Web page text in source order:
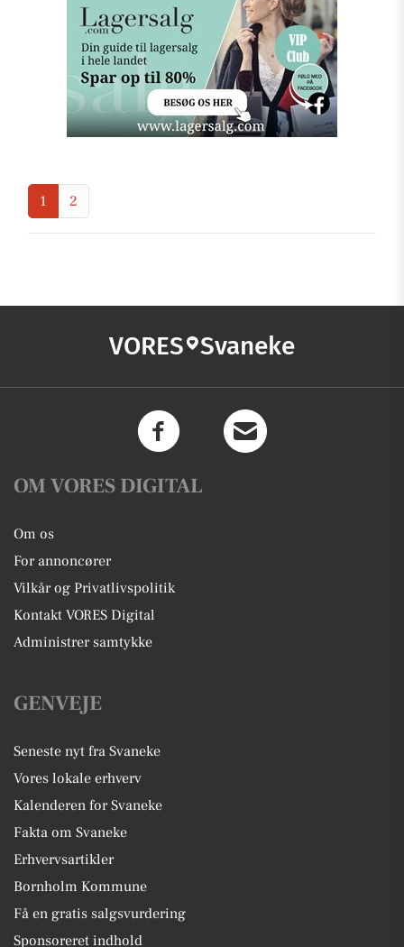
1 2
VORES Svaneke
OM VORES DIGITAL
Om os
For annoncører
Vilkår og Privatlivspolitik
Kontakt VORES Digital
Administrer samtykke
GENVEJE
Seneste nyt fra Svaneke
Vores lokale erhverv
Kalenderen for Svaneke
Fakta om Svaneke
Erhvervsartikler
Bornholm Kommune
Få en gratis salgsvurdering
Sponsoreret indhold